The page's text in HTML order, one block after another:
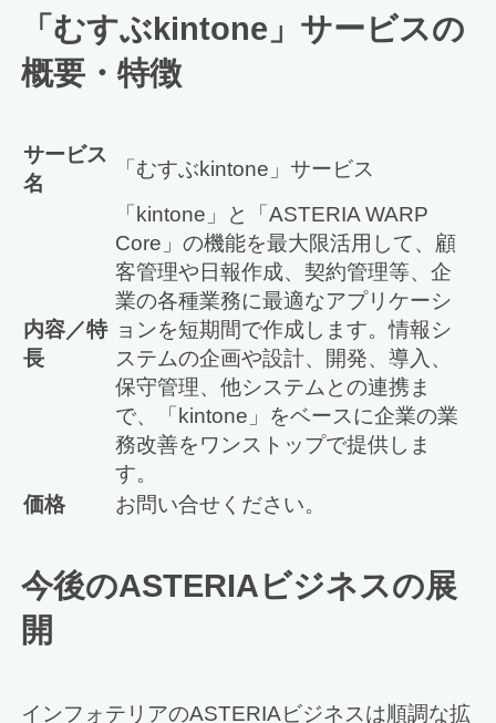
「むすぶkintone」サービスの
概要・特徴
サービス
名
「むすぶkintone」サービス
内容／特
長
「kintone」と「ASTERIA WARP
Core」の機能を最大限活用して、顧
客管理や日報作成、契約管理等、企
業の各種業務に最適なアプリケーシ
ョンを短期間で作成します。情報シ
ステムの企画や設計、開発、導入、
保守管理、他システムとの連携ま
で、「kintone」をベースに企業の業
務改善をワンストップで提供しま
す。
価格
お問い合せください。
今後のASTERIAビジネスの展
開
インフォテリアのASTERIAビジネスは順調な拡